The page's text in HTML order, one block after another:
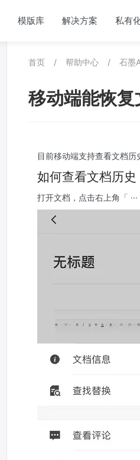
模版库 解决方案 私有
首页 / 帮助中心 / 石墨
移动端能恢
目前移动端支持查看文档历
如何查看文档历史
打开文档，点击右上角「